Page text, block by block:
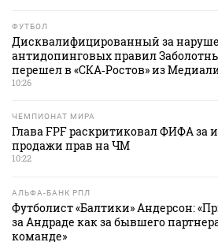
ФУТБОЛ
Дисквалифицированный за
антидопинговых правил
перешел в «СКА‑Ростов» из
10:26
ЧЕМПИОНАТ МИРА
Глава FPF раскритиковал ФИФА за
продажи прав на ЧМ
10:22
АЛЬФА-БАНК РПЛ
Футболист «Балтики» Андерсон:
за Андраде как за бывшего
команде»